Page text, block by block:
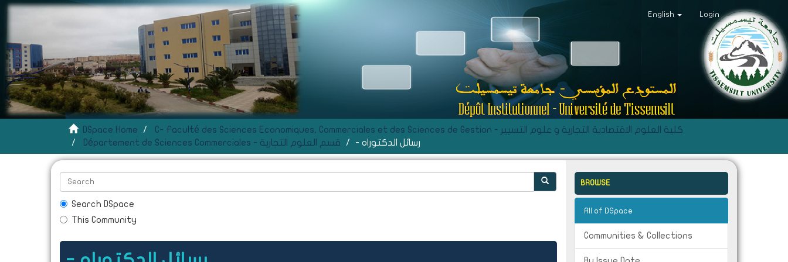
English Login
DSpace Home
C- Faculté des Sciences Economiques, Commerciales et des Sciences de Gestion - كلية العلوم الاقتصادية التجارية و علوم التسيير
Département de Sciences Commerciales - قسم العلوم التجارية
- رسائل الدكتوراه
Search DSpace
This Community
BROWSE
All of DSpace
Communities & Collections